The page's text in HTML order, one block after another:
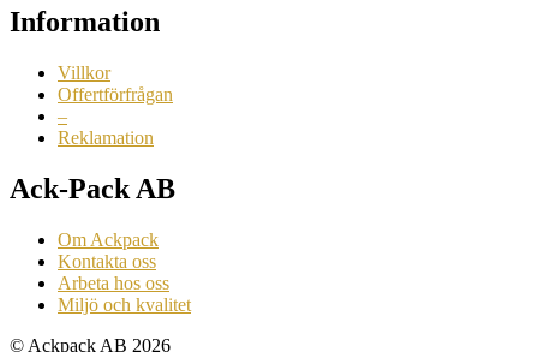
Information
Villkor
Offertförfrågan
–
Reklamation
Ack-Pack AB
Om Ackpack
Kontakta oss
Arbeta hos oss
Miljö och kvalitet
© Ackpack AB 2026